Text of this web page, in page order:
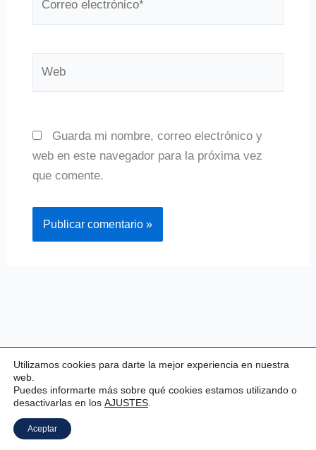
Guarda mi nombre, correo electrónico y
web en este navegador para la próxima vez
que comente.
Copyright © 2026 Valladolid Club Esgrima
Utilizamos cookies para darte la mejor experiencia en nuestra
web.
Puedes informarte más sobre qué cookies estamos utilizando o
desactivarlas en los AJUSTES
Aceptar